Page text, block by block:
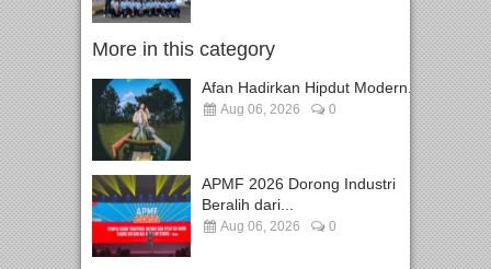
More in this category
Afan Hadirkan Hipdut Modern...
Aug 06, 2026 0
APMF 2026 Dorong Industri
Beralih dari...
Aug 06, 2026 0